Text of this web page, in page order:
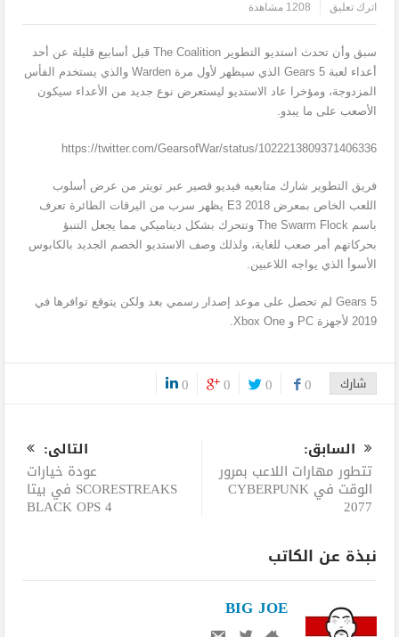
اترك تعليق
1208 مشاهدة
سبق وأن تحدث استديو التطوير The Coalition قبل أسابيع قليلة عن أحد
أعداء لعبة Gears 5 الذي سيظهر لأول مرة Warden والذي يستخدم الفأس
المزدوجة، ومؤخرا عاد الاستديو ليستعرض نوع جديد من الأعداء سيكون
الأصعب على ما يبدو.
https://twitter.com/GearsofWar/status/1022213809371406336
فريق التطوير شارك متابعيه فيديو قصير عبر تويتر من عرض أسلوب
اللعب الخاص بمعرض E3 2018 يظهر سرب من اليرقات الطائرة تعرف
باسم The Swarm Flock وتتحرك بشكل ديناميكي مما يجعل التنبؤ
بحركاتهم أمر صعب للغاية، ولذلك وصف الاستديو الخصم الجديد بالكابوس
الأسوأ الذي يواجه اللاعبين.
Gears 5 لم تحصل على موعد إصدار رسمي بعد ولكن يتوقع توافرها في
2019 لأجهزة PC و Xbox One.
شارك 0
0
0
0
السابق:
تتطور مهارات اللاعب بمرور
الوقت في CYBERPUNK
2077
التالى:
عودة خيارات
SCORESTREAKS في بيتا
BLACK OPS 4
نبذة عن الكاتب
BIG JOE